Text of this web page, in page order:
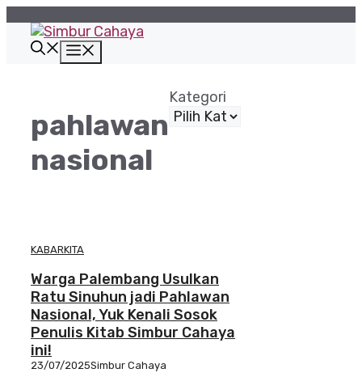
pahlawan
nasional
Kategori
KABARKITA
Warga Palembang Usulkan
Ratu Sinuhun jadi Pahlawan
Nasional, Yuk Kenali Sosok
Penulis Kitab Simbur Cahaya
ini!
23/07/2025Simbur Cahaya